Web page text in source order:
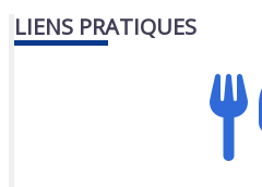
LIENS PRATIQUES